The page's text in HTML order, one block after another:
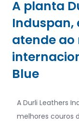
A planta
Induspan,
atende
Blue
A Durli Leathers
melhores couros